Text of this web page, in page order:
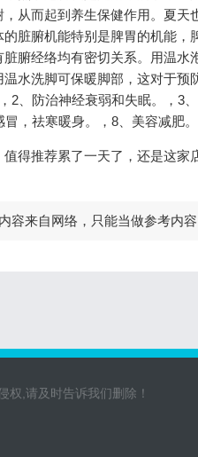
从而起到养生保健作用。夏
脏腑机能特别是脾胃的机能
腑经络均有密切关系。用温
水洗脚可保暖脚部，这对于
2、防治神经衰弱和失眠。，3
，祛寒暖身。，8、美容减肥
得推荐累了一天了，还是这
容来自网络，只能当做参考内
权,请及时告诉我们删除！